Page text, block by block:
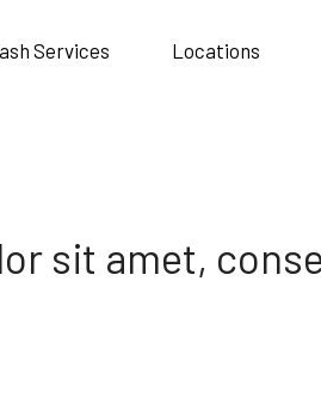
function($u, $l, $p) {
Services Locations
sit amet,